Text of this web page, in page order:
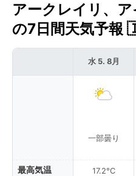
アークレイリ、
の7日間天気予
最高気温
水 5. 8月
一部曇り
17.2°C